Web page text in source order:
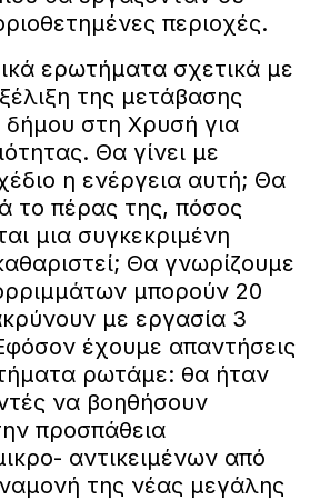
περιοχές.
ερωτήματα σχετικά με
της μετάβασης
στη Χρυσή για
Θα γίνει με
η ενέργεια αυτή; Θα
το πέρας της, πόσος
μια συγκεκριμένη
Θα γνωρίζουμε
μπορούν 20
με εργασία 3
έχουμε απαντήσεις
ρωτάμε: θα ήταν
να βοηθήσουν
προσπάθεια
αντικειμένων από
της νέας μεγάλης